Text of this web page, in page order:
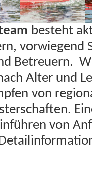
beste­ht
vor­wiegend
Betreuern.
Alter und
von
von